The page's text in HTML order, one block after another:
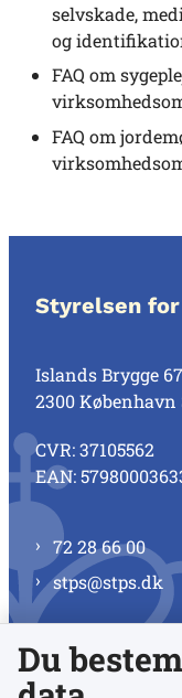
selvskade,
og
FAQ om
FAQ om
Styrelsen
Islands Brygge 67
2300 København
CVR: 37105562
EAN:
72 28 66 00
stps@stps.dk
Se alle
Du